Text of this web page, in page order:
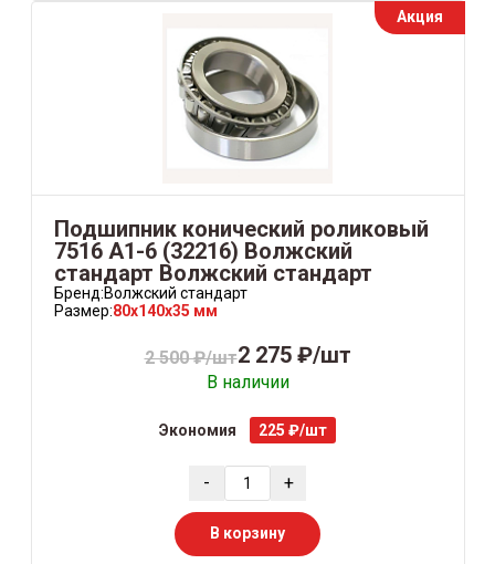
Акция
Подшипник конический роликовый
7516 А1-6 (32216) Волжский
стандарт Волжский стандарт
Бренд:Волжский стандарт
Размер:80x140x35 мм
2 500 ₽/шт2 275 ₽/шт
В наличии
Экономия 225 ₽/шт
- +
В корзину